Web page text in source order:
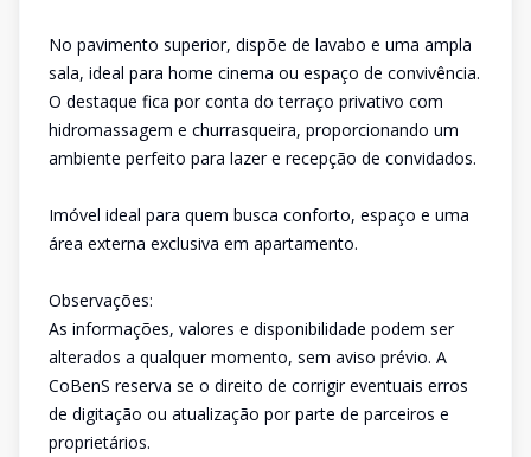
No pavimento superior, dispõe de lavabo e uma ampla
sala, ideal para home cinema ou espaço de convivência.
O destaque fica por conta do terraço privativo com
hidromassagem e churrasqueira, proporcionando um
ambiente perfeito para lazer e recepção de convidados.
Imóvel ideal para quem busca conforto, espaço e uma
área externa exclusiva em apartamento.
Observações:
As informações, valores e disponibilidade podem ser
alterados a qualquer momento, sem aviso prévio. A
CoBenS reserva se o direito de corrigir eventuais erros
de digitação ou atualização por parte de parceiros e
proprietários.